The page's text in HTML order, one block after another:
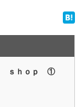
ｓｈｏｐ ①